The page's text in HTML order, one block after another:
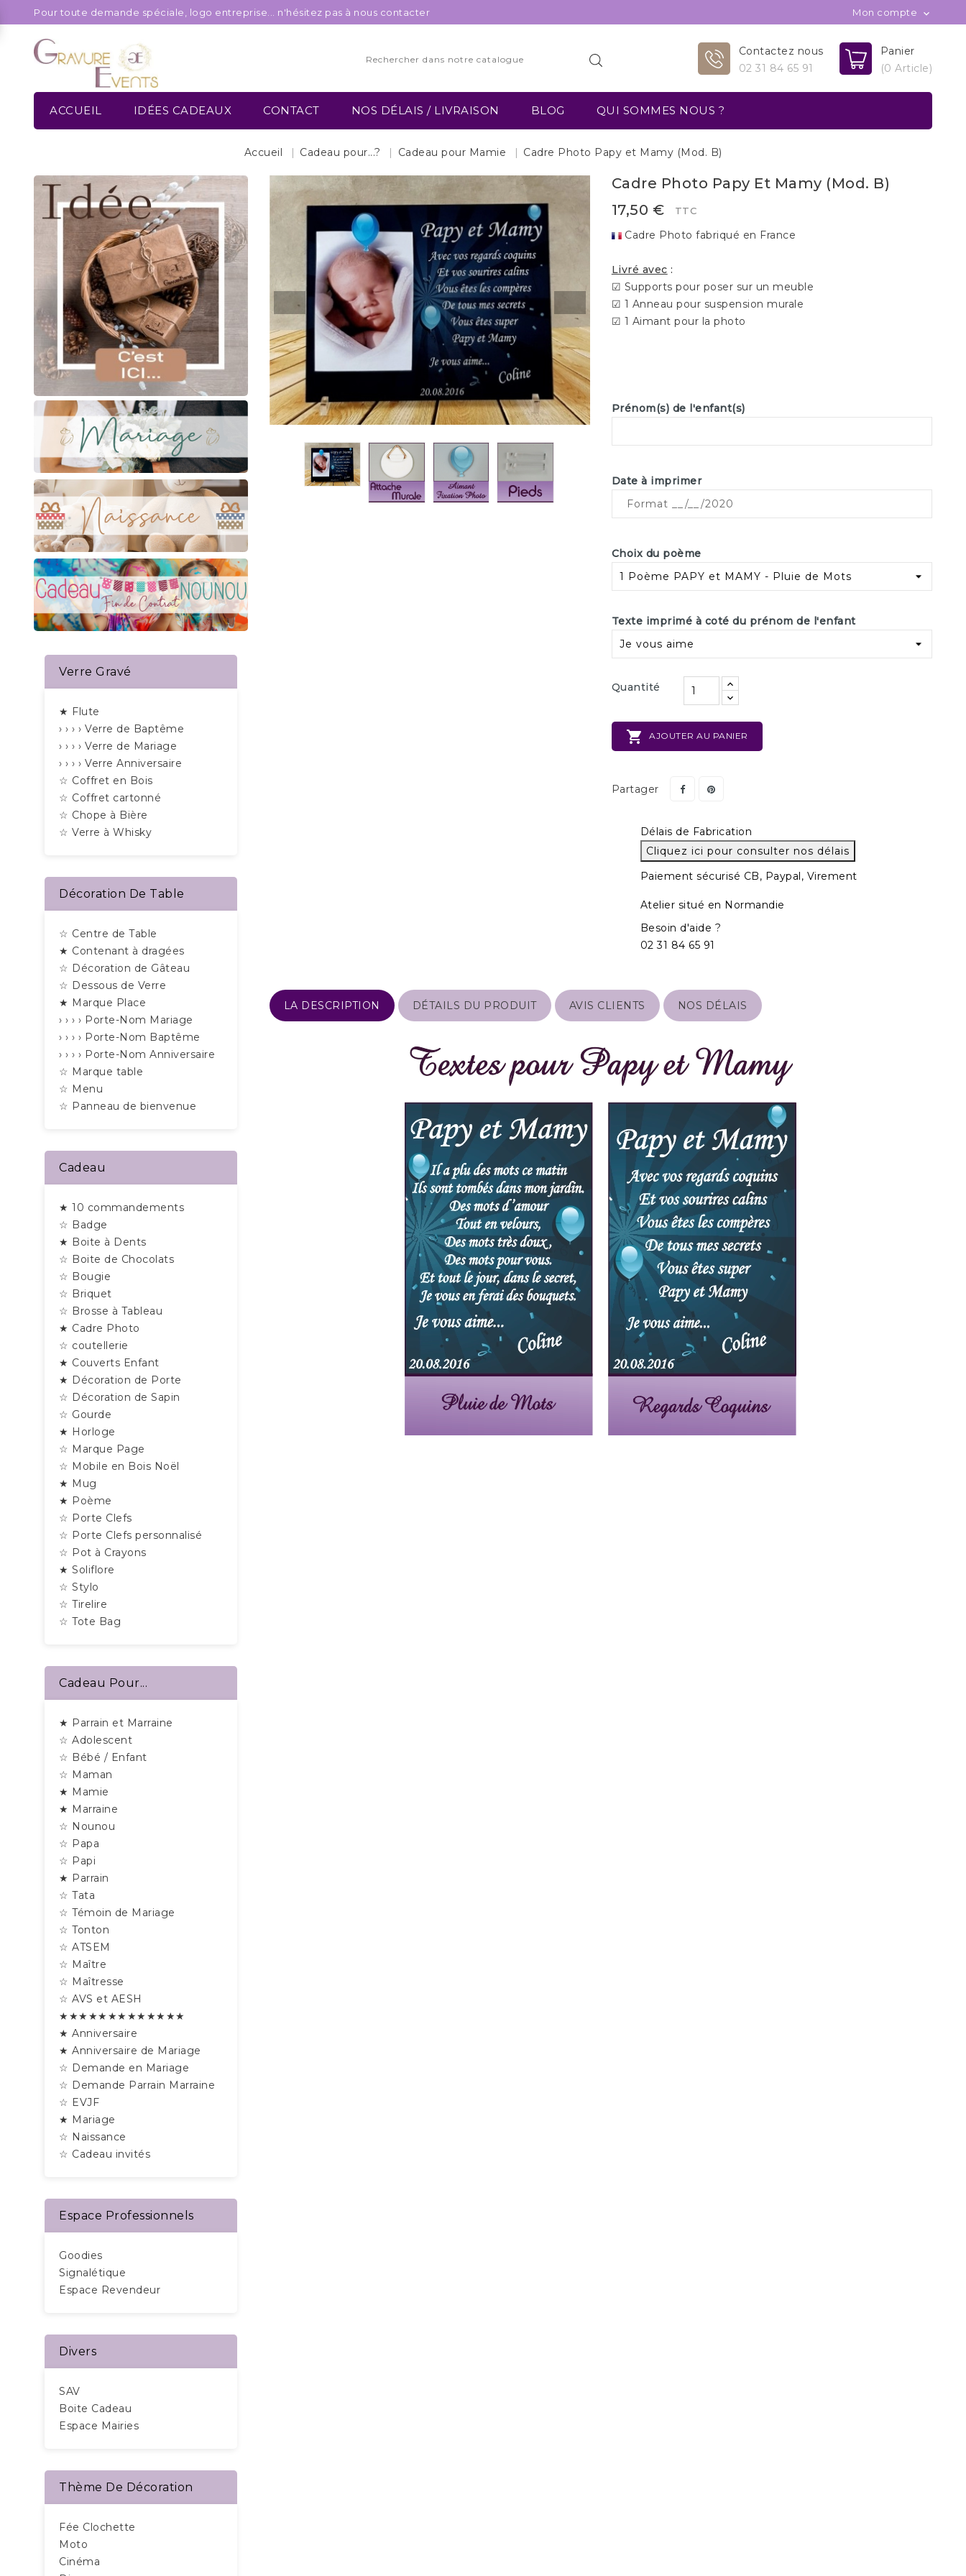
Pour toute demande spéciale, logo entreprise... n'hésitez pas à nous contacter Mon compte 
Panier
(0 Article)
Contactez nous
02 31 84 65 91
ACCUEIL IDÉES CADEAUX CONTACT NOS DÉLAIS / LIVRAISON BLOG QUI SOMMES NOUS ?
Accueil Cadeau pour...? Cadeau pour Mamie Cadre Photo Papy et Mamy (Mod. B)
Verre Gravé
★ Flute
› › › › Verre de Baptême
› › › › Verre de Mariage
› › › › Verre Anniversaire
☆ Coffret en Bois
☆ Coffret cartonné
☆ Chope à Bière
☆ Verre à Whisky
Décoration De Table
☆ Centre de Table
★ Contenant à dragées
☆ Décoration de Gâteau
☆ Dessous de Verre
★ Marque Place
› › › › Porte-Nom Mariage
› › › › Porte-Nom Baptême
› › › › Porte-Nom Anniversaire
☆ Marque table
☆ Menu
☆ Panneau de bienvenue
Cadeau
★ 10 commandements
☆ Badge
★ Boite à Dents
☆ Boite de Chocolats
☆ Bougie
☆ Briquet
☆ Brosse à Tableau
★ Cadre Photo
☆ coutellerie
★ Couverts Enfant
★ Décoration de Porte
☆ Décoration de Sapin
☆ Gourde
★ Horloge
☆ Marque Page
☆ Mobile en Bois Noël
★ Mug
★ Poème
☆ Porte Clefs
☆ Porte Clefs personnalisé
☆ Pot à Crayons
★ Soliflore
☆ Stylo
☆ Tirelire
☆ Tote Bag
Cadeau Pour...
★ Parrain et Marraine
☆ Adolescent
☆ Bébé / Enfant
☆ Maman
★ Mamie
★ Marraine
☆ Nounou
☆ Papa
☆ Papi
★ Parrain
☆ Tata
☆ Témoin de Mariage
☆ Tonton
☆ ATSEM
☆ Maître
☆ Maîtresse
☆ AVS et AESH
★★★★★★★★★★★★★
★ Anniversaire
★ Anniversaire de Mariage
☆ Demande en Mariage
☆ Demande Parrain Marraine
☆ EVJF
★ Mariage
☆ Naissance
☆ Cadeau invités
Espace Professionnels
Goodies
Signalétique
Espace Revendeur
Divers
SAV
Boite Cadeau
Espace Mairies
Thème De Décoration
Fée Clochette
Moto
Cinéma
Cadre Photo Papy Et Mamy (Mod. B)
17,50 €
TTC
Cadre Photo fabriqué en France
Livré avec :
☑ Supports pour poser sur un meuble
☑ 1 Anneau pour suspension murale
☑ 1 Aimant pour la photo
Prénom(s) de l'enfant(s)
Date à imprimer
Choix du poème
Texte imprimé à coté du prénom de l'enfant
Quantité
 AJOUTER AU PANIER
Partager
Délais de Fabrication
Cliquez ici pour consulter nos délais
Paiement sécurisé CB, Paypal, Virement
Atelier situé en Normandie
Besoin d'aide ?
02 31 84 65 91
LA DESCRIPTION DÉTAILS DU PRODUIT AVIS CLIENTS NOS DÉLAIS